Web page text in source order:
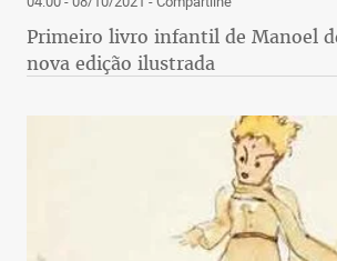
Primeiro livro infantil de Manoel
nova edição ilustrada